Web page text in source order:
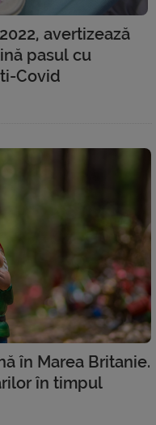
avertizează
pasul cu
Covid
în Marea Britanie.
în timpul